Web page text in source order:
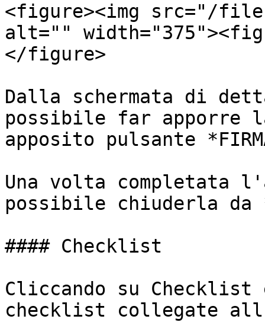
<figure><img src="/files/
alt=""
</figure>
Dalla schermata di
possibile far apporre
apposito pulsante
Una volta
possibile chiuderla
#### Checklist
Cliccando su
checklist collegate